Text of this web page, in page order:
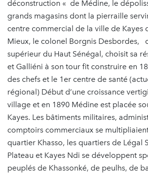
déconstruction « de Médine, le
grands magasins dont la pierraille
centre commercial de la ville de Kayes
Mieux, le colonel Borgnis Desbordes,
supérieur du Haut Sénégal, choisit sa
et Galliéni à son tour fit construire en
des chefs et le 1er centre de santé
régional) Début d’une croissance
village et en 1890 Médine est placée
Kayes. Les bâtiments militaires,
comptoirs commerciaux se
quartier Khasso, les quartiers de Légal
Plateau et Kayes Ndi se développent
peuplés de Khassonké, de peulhs, de